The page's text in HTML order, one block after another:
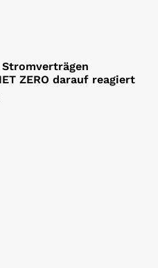
ZERO darauf reagiert